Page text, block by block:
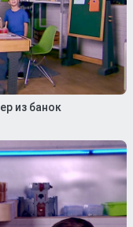
из банок